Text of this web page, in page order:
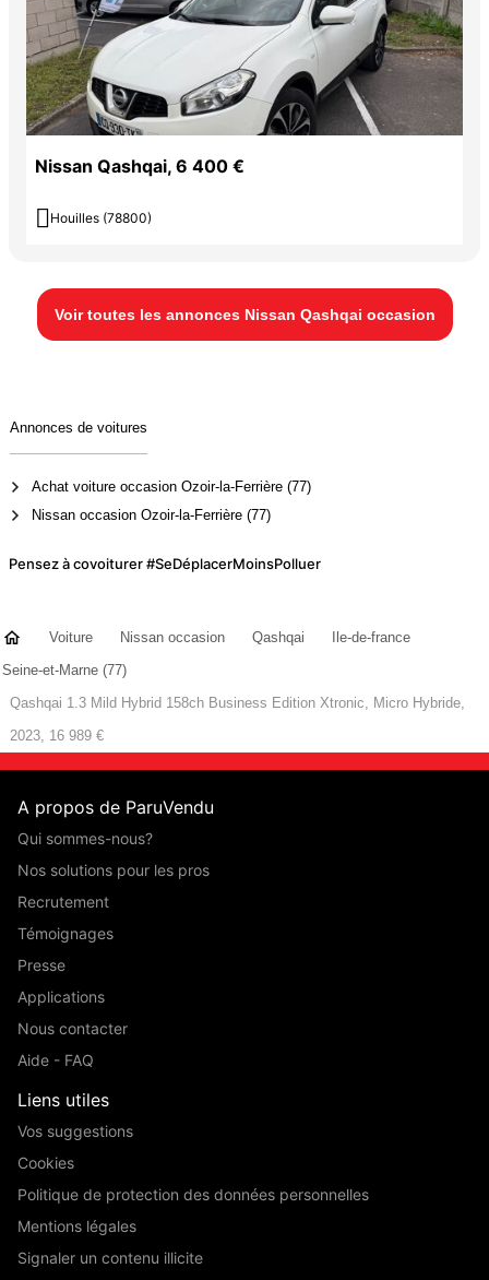
Nissan Qashqai, 6 400 €
 Houilles (78800)
Voir toutes les annonces Nissan Qashqai occasion
Annonces de voitures
Achat voiture occasion Ozoir-la-Ferrière (77)
Nissan occasion Ozoir-la-Ferrière (77)
Pensez à covoiturer #SeDéplacerMoinsPolluer
Voiture Nissan occasion Qashqai
Ile-de-france
Seine-et-Marne (77)
Qashqai 1.3 Mild Hybrid 158ch Business Edition Xtronic, Micro Hybride,
2023, 16 989 €
A propos de ParuVendu
Qui sommes-nous?
Nos solutions pour les pros
Recrutement
Témoignages
Presse
Applications
Nous contacter
Aide - FAQ
Liens utiles
Vos suggestions
Cookies
Politique de protection des données personnelles
Mentions légales
Signaler un contenu illicite